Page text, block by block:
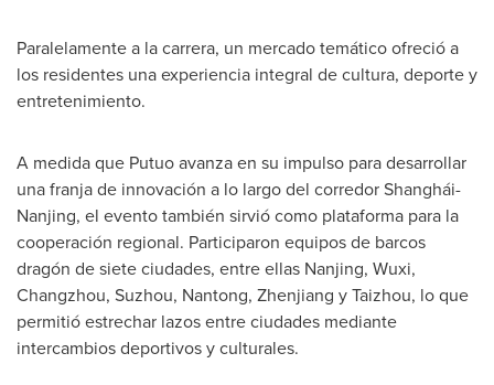
Paralelamente a la carrera, un mercado temático ofreció a
los residentes una experiencia integral de cultura, deporte y
entretenimiento.
A medida que Putuo avanza en su impulso para desarrollar
una franja de innovación a lo largo del corredor Shanghái-
Nanjing, el evento también sirvió como plataforma para la
cooperación regional. Participaron equipos de barcos
dragón de siete ciudades, entre ellas Nanjing, Wuxi,
Changzhou, Suzhou, Nantong, Zhenjiang y Taizhou, lo que
permitió estrechar lazos entre ciudades mediante
intercambios deportivos y culturales.